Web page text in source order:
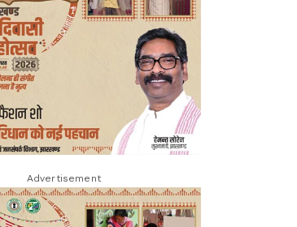
Advertisement